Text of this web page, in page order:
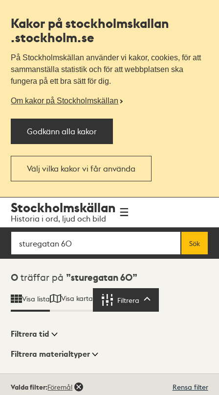
Kakor på stockholmskallan
.stockholm.se
På Stockholmskällan använder vi kakor, cookies, för att
sammanställa statistik och för att webbplatsen ska
fungera på ett bra sätt för dig.
Om kakor på Stockholmskällan
Godkänn alla kakor
Välj vilka kakor vi får använda
navigationen
huvudinnehållet
Stockholmskällan
Historia i ord, ljud och bild
Sök
Sök
Sökresultat
0 träffar på sturegatan 60
Visa lista Visa karta Filtrera
Visningsläge
Filtrera tid
Filtrera materialtyper
träffar
Valda filter:Föremål Rensa filter